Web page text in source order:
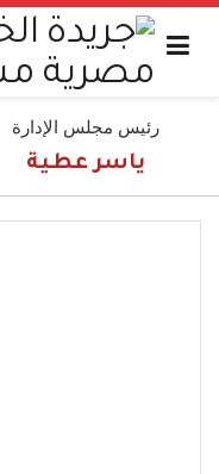
رئيس مجلس الإدارة
ياسر عطية